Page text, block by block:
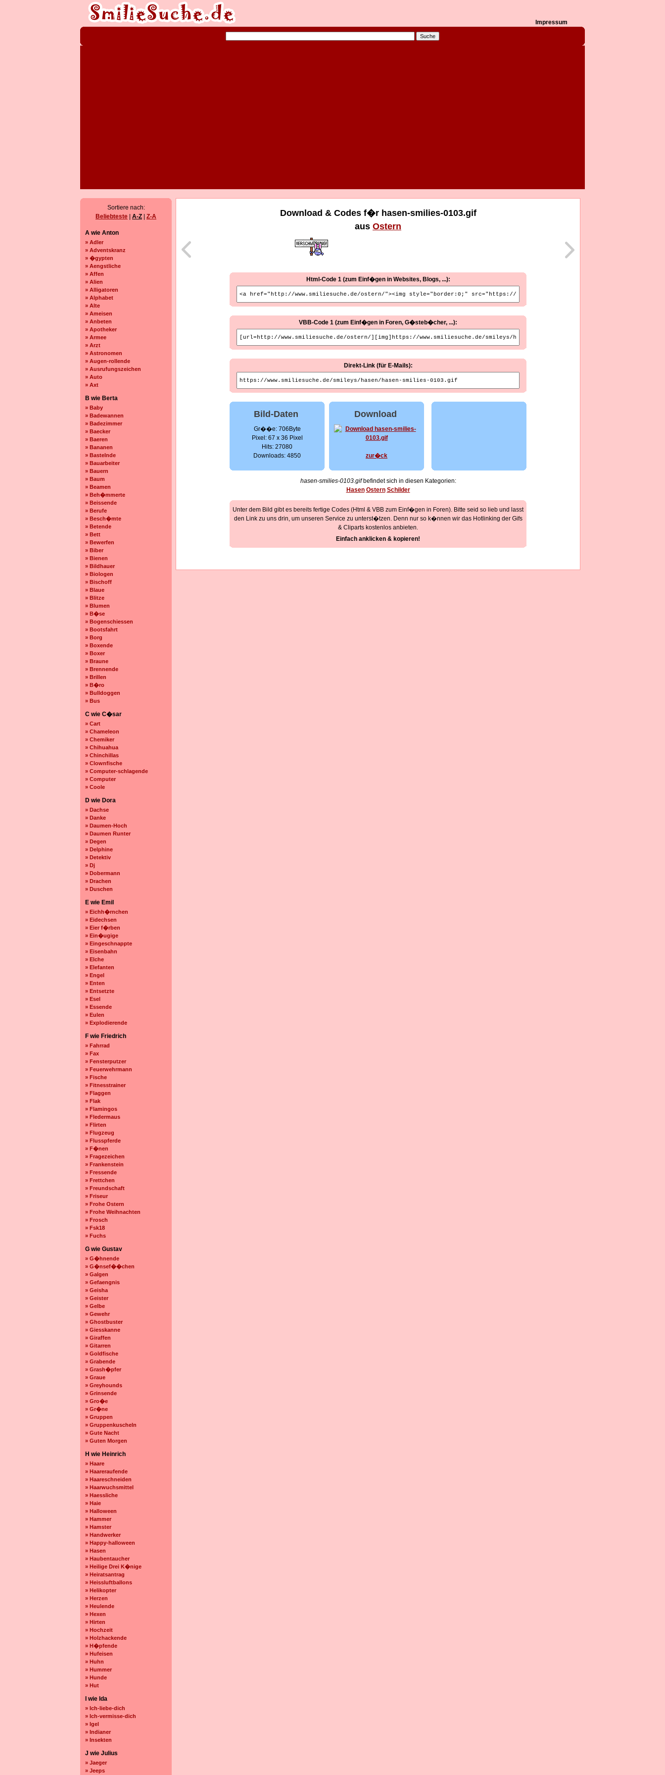
Impressum
Sortiere nach:
Beliebteste
A-Z Z-A
A wie Anton
» Adler
» Adventskranz
» �gypten
» Aengstliche
» Affen
» Alien
» Alligatoren
» Alphabet
» Alte
» Ameisen
» Anbeten
» Apotheker
» Armee
» Arzt
» Astronomen
» Augen-rollende
» Ausrufungszeichen
» Auto
» Axt
B wie Berta
» Baby
» Badewannen
» Badezimmer
» Baecker
» Baeren
» Bananen
» Bastelnde
» Bauarbeiter
» Bauern
» Baum
» Beamen
» Beh�mmerte
» Beissende
» Berufe
» Besch�mte
» Betende
» Bett
» Bewerfen
» Biber
» Bienen
» Bildhauer
» Biologen
» Bischoff
» Blaue
» Blitze
» Blumen
» B�se
» Bogenschiessen
» Bootsfahrt
» Borg
» Boxende
» Boxer
» Braune
» Brennende
» Brillen
» B�ro
» Bulldoggen
» Bus
C wie C�sar
» Cart
» Chameleon
» Chemiker
» Chihuahua
» Chinchillas
» Clownfische
» Computer-schlagende
» Computer
» Coole
D wie Dora
» Dachse
» Danke
» Daumen-Hoch
» Daumen Runter
» Degen
» Delphine
» Detektiv
» Dj
» Dobermann
» Drachen
» Duschen
E wie Emil
» Eichh�rnchen
» Eidechsen
» Eier f�rben
» Ein�ugige
» Eingeschnappte
» Eisenbahn
» Elche
» Elefanten
» Engel
» Enten
» Entsetzte
» Esel
» Essende
» Eulen
» Explodierende
F wie Friedrich
» Fahrrad
» Fax
» Fensterputzer
» Feuerwehrmann
» Fische
» Fitnesstrainer
» Flaggen
» Flak
» Flamingos
» Fledermaus
» Flirten
» Flugzeug
» Flusspferde
» F�nen
» Fragezeichen
» Frankenstein
» Fressende
» Frettchen
» Freundschaft
» Friseur
» Frohe Ostern
» Frohe Weihnachten
» Frosch
» Fsk18
» Fuchs
G wie Gustav
» G�hnende
» G�nsef��chen
» Galgen
» Gefaengnis
» Geisha
» Geister
» Gelbe
» Gewehr
» Ghostbuster
» Giesskanne
» Giraffen
» Gitarren
» Goldfische
» Grabende
» Grash�pfer
» Graue
» Greyhounds
» Grinsende
» Gro�e
» Gr�ne
» Gruppen
» Gruppenkuscheln
» Gute Nacht
» Guten Morgen
H wie Heinrich
» Haare
» Haareraufende
» Haareschneiden
» Haarwuchsmittel
» Haessliche
» Haie
» Halloween
» Hammer
» Hamster
» Handwerker
» Happy-halloween
» Hasen
» Haubentaucher
» Heilige Drei K�nige
» Heiratsantrag
» Heissluftballons
» Helikopter
» Herzen
» Heulende
» Hexen
» Hirten
» Hochzeit
» Holzhackende
» H�pfende
» Hufeisen
» Huhn
» Hummer
» Hunde
» Hut
I wie Ida
» Ich-liebe-dich
» Ich-vermisse-dich
» Igel
» Indianer
» Insekten
J wie Julius
» Jaeger
» Jeeps
Download & Codes f�r hasen-smilies-0103.gif
aus Ostern
Html-Code 1 (zum Einf�gen in Websites, Blogs, ...):
VBB-Code 1 (zum Einf�gen in Foren, G�steb�cher, ...):
Direkt-Link (für E-Mails):
Bild-Daten
Gr��e: 706Byte
Pixel: 67 x 36 Pixel
Hits: 27080
Downloads: 4850
Download
zur�ck
hasen-smilies-0103.gifbefindet sich in diesen Kategorien:
Hasen Ostern Schilder
Unter dem Bild gibt es bereits fertige Codes (Html & VBB zum Einf�gen in Foren). Bitte seid so lieb und lasst
den Link zu uns drin, um unseren Service zu unterst�tzen. Denn nur so k�nnen wir das Hotlinking der Gifs
& Cliparts kostenlos anbieten.
Einfach anklicken & kopieren!